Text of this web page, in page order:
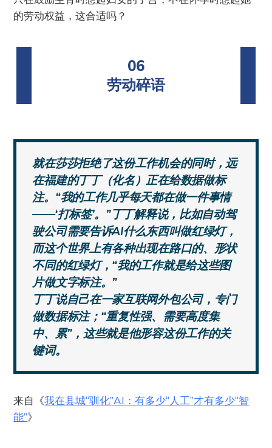
的劳动权益，这合适吗？
06
劳动碎语
就在莎莎拒绝了这份工作机会的同时，远
在福建的丁丁（化名）正在给数据做标
注。“我的工作几乎每天都在做一件事情
——‘打标签’。”丁丁解释说，比如自动驾
驶公司需要告诉AI什么东西叫做红绿灯，
而这个世界上有各种出现在路口的、形状
不同的红绿灯，“我的工作就是给这些图
片做文字标注。”
丁丁说自己在一家互联网外包公司，专门
做数据标注；“重复性强、需要高度集
中、累”，这些就是他形容这份工作的关
键词。
来自《我在县城“驯化”AI：有多少“人工”才有多少“智
能”》